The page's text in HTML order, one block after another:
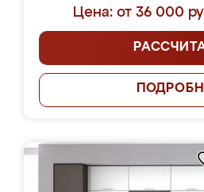
Цена: от 36 000